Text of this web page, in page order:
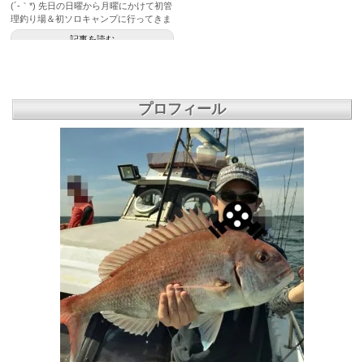
(´-｀*) 先日の日曜から月曜にかけて初管
理釣り場＆初ソロキャンプに行ってきま
したἺ...
記事を読む
プロフィール